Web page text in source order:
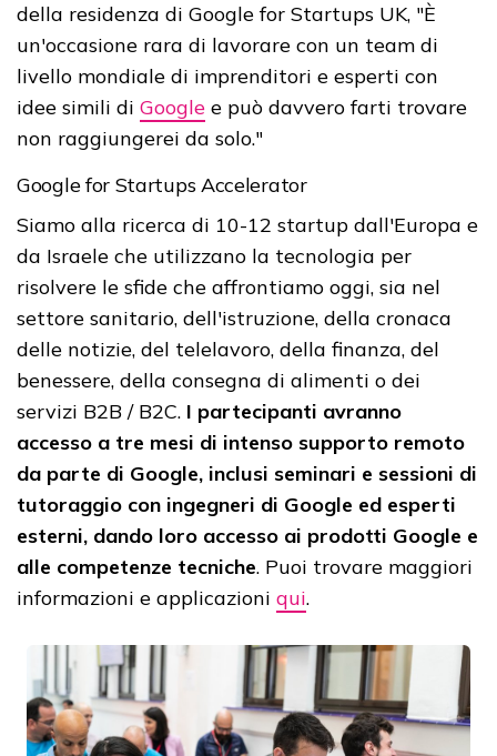
della residenza di Google for Startups UK, "È
un'occasione rara di lavorare con un team di
livello mondiale di imprenditori e esperti con
idee simili di Google e può davvero farti trovare
non raggiungerei da solo."
Google for Startups Accelerator
Siamo alla ricerca di 10-12 startup dall'Europa e
da Israele che utilizzano la tecnologia per
risolvere le sfide che affrontiamo oggi, sia nel
settore sanitario, dell'istruzione, della cronaca
delle notizie, del telelavoro, della finanza, del
benessere, della consegna di alimenti o dei
servizi B2B / B2C. I partecipanti avranno
accesso a tre mesi di intenso supporto remoto
da parte di Google, inclusi seminari e sessioni di
tutoraggio con ingegneri di Google ed esperti
esterni, dando loro accesso ai prodotti Google e
alle competenze tecniche. Puoi trovare maggiori
informazioni e applicazioni qui.